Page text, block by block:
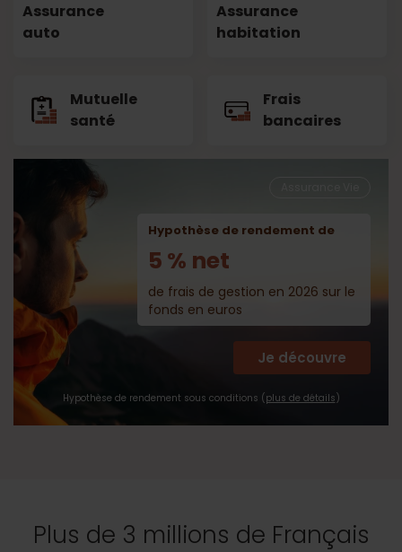
Assurance
auto
Assurance
habitation
Mutuelle
santé
Frais
bancaires
Hypothèse de rendement de
5 % net
de frais de gestion en 2026 sur le
fonds en euros
Hypothèse de rendement sous conditions ( plus de détails )
Je découvre
Plus de 3 millions de Français